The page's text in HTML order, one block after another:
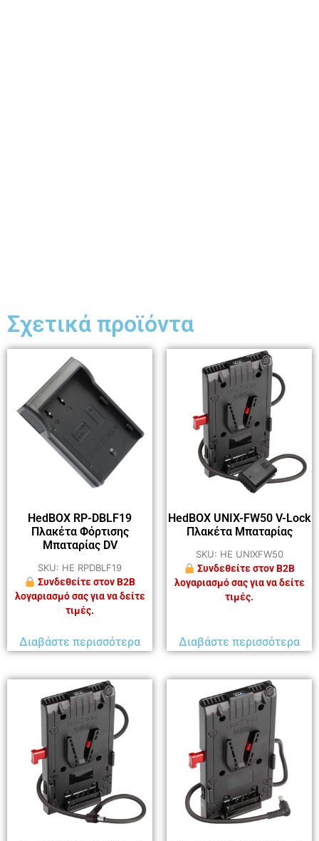
Σχετικά προϊόντα
HedBOX RP-DBLF19
Πλακέτα Φόρτισης
Μπαταρίας DV
SKU: HE RPDBLF19
Συνδεθείτε στον B2B
λογαριασμό σας για να δείτε
τιμές.
Διαβάστε περισσότερα
HedBOX UNIX-FW50 V-Lock
Πλακέτα Μπαταρίας
SKU: HE UNIXFW50
Συνδεθείτε στον B2B
λογαριασμό σας για να δείτε
τιμές.
Διαβάστε περισσότερα